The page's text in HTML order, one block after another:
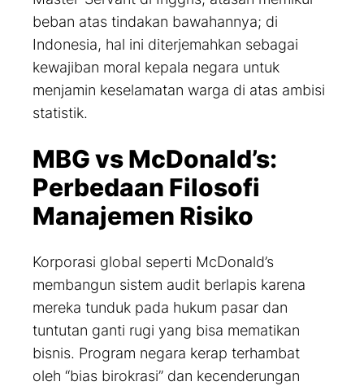
beban atas tindakan bawahannya; di
Indonesia, hal ini diterjemahkan sebagai
kewajiban moral kepala negara untuk
menjamin keselamatan warga di atas ambisi
statistik.
MBG vs McDonald’s:
Perbedaan Filosofi
Manajemen Risiko
Korporasi global seperti McDonald’s
membangun sistem audit berlapis karena
mereka tunduk pada hukum pasar dan
tuntutan ganti rugi yang bisa mematikan
bisnis. Program negara kerap terhambat
oleh “bias birokrasi” dan kecenderungan